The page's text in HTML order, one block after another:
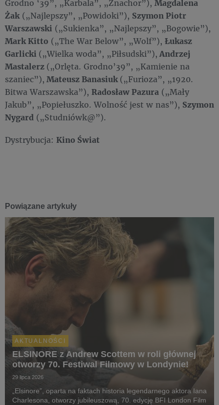
Grodno ‘39”, „Karbala”, „Znachor”), Magdalena
Żak(„Najlepszy”, „Powidoki”), Szymon Piotr
Warszawski („Sukienka”, „Najlepszy”, „Bogowie”),
Mark Kitto („The War Below”, „Wolf”), Łukasz
Garlicki („Wielka woda”, „Piłsudski”),Andrzej
Mastalerz („Orlęta. Grodno’39”, „Kamienie na
szaniec”), Mateusz Banasiuk(„Furioza”, „1920.
Bitwa Warszawska”), Radosław Pazura („Mały
Jakub”, „Popiełuszko. Wolność jest w nas”), Szymon
Nygard („Studniówk@”).
Dystrybucja: Kino Świat
Powiązane artykuły
AKTUALNOŚCI
ELSINORE z Andrew Scottem w roli głównej
otworzy 70. Festiwal Filmowy w Londynie!
29 lipca 2026
„Elsinore”, oparta na faktach historia legendarnego aktora Iana
Charlesona, otworzy jubileuszową, 70. edycję BFI London Film